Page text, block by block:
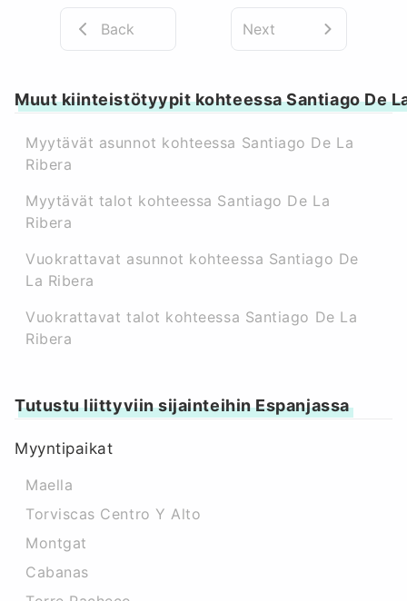
Back Next
Muut kiinteistötyypit kohteessa Santiago De
Myytävät asunnot kohteessa Santiago De La
Ribera
Myytävät talot kohteessa Santiago De La
Ribera
Vuokrattavat asunnot kohteessa Santiago De
La Ribera
Vuokrattavat talot kohteessa Santiago De La
Ribera
Tutustu liittyviin sijainteihin Espanjassa
Myyntipaikat
Maella
Torviscas Centro Y Alto
Montgat
Cabanas